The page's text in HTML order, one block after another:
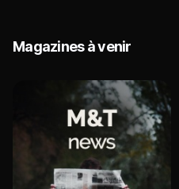
Magazines à venir